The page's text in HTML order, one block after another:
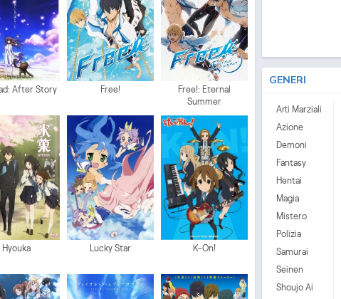
After Story Free!
Free!: Eternal
Summer
Hyouka Lucky Star K-On!
GENERI
Arti Marziali
Azione
Demoni
Fantasy
Hentai
Magia
Mistero
Polizia
Samurai
Seinen
Shoujo Ai